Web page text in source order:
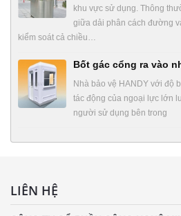
khu vực sử dụng. Thông
giữa dải phân cách đường
kiểm soát cả chiều…
Bốt gác cổng ra vào
Nhà bảo vệ HANDY với độ
tác động của ngoại lực lớn
người sử dụng bên trong
LIÊN HỆ